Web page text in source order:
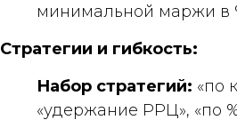
минимальной маржи в
Стратегии и гибкость:
Набор стратегий: «по
«удержание РРЦ», «по